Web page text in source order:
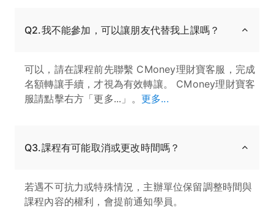
Q2.我不能參加，可以讓朋友代替我上課嗎？
可以，請在課程前先聯繫 CMoney理財寶客服，完成
名額轉讓手續，才視為有效轉讓。 CMoney理財寶客
服請點擊右方「更多...」。 更多...
Q3.課程有可能取消或更改時間嗎？
若遇不可抗力或特殊情況，主辦單位保留調整時間與
課程內容的權利，會提前通知學員。